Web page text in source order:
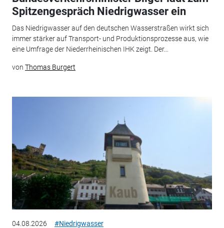
Spitzengespräch Niedrigwasser ein
Das Niedrigwasser auf den deutschen Wasserstraßen wirkt sich
immer stärker auf Transport- und Produktionsprozesse aus, wie
eine Umfrage der Niederrheinischen IHK zeigt. Der...
von Thomas Burgert
04.08.2026 #Niedrigwasser